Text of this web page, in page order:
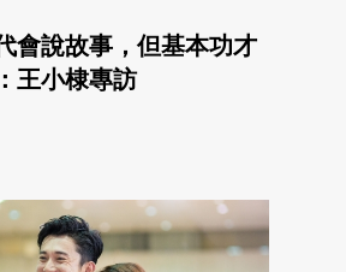
會說故事，但基本功才
王小棣專訪